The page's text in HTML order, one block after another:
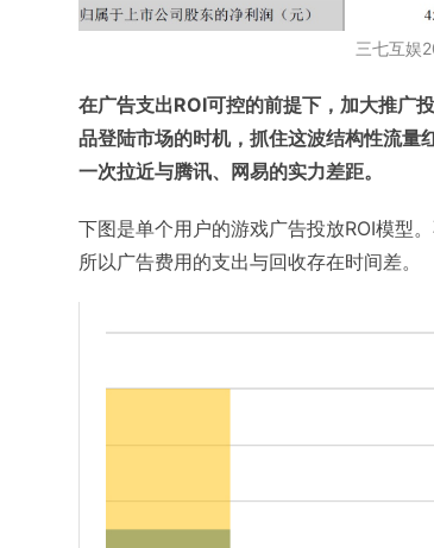
三七互娱
在广告支出ROI可控的前提下，加大推广
品登陆市场的时机，抓住这波结构性流量
一次拉近与腾讯、网易的实力差距。
下图是单个用户的游戏广告投放ROI模型
所以广告费用的支出与回收存在时间差。